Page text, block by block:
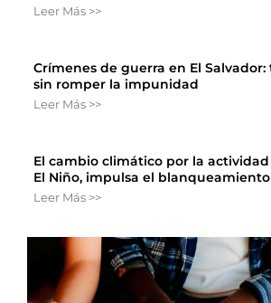
Leer Más >>
Crímenes de guerra en El Salvador:
sin romper la impunidad
Leer Más >>
El cambio climático por la
El Niño, impulsa el
Leer Más >>